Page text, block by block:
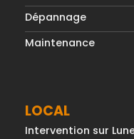
Dépannage
Maintenance
LOCAL
Intervention sur